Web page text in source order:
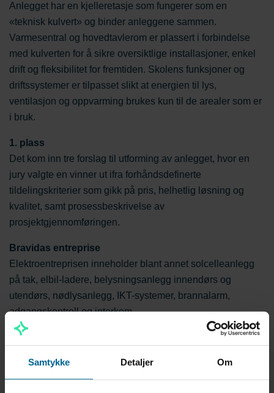
Samtykke Detaljer Om
Anlegget har en kjelleretasje som fungerer som en
«teknisk kulvert» og binder anleggene sammen.
Varmesentral og hovedtavlerom er plassert i forbindelse
med kulverten for å sikre oversiktlige installasjoner, enkel
drift og fleksibilitet for fremtiden. Skolens funksjoner og
driftssystemer er tilpasset slikt at energien til lys,
ventilasjon og oppvarming brukes kun til de arealer som er
i bruk.
1. plass
Det kom inn tre forslag til utforming av anlegget, hvor en
jury valgte en vinner ut ifra forhåndsdefinerte
tildelingskriterier som gikk på pris, helhetlig løsning og
kvalitet, samt prosessbeskrivelse av
prosjektgjennomføringen.
Bravidas entreprise
Elektroentreprisen inneholder blant annet solcelleanlegg
på tak, elbil-ladere, belysningsanlegg innendørs og
utendørs, nødlysanlegg, IKT-systemer, brannalarm,
adgangskontroll og interkom.
I snitt kommer 20 montører fra Bravida til å jobbe på
sommerferien, med samspillsfasen som inneholder